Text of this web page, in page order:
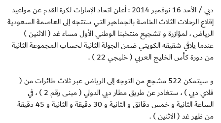
دبي / الأحد 16 نوفمبر 2014 : أعلن اتحاد الإمارات لكرة القدم عن مواعيد
إقلاع الرحلات الثلاث الخاصة بالجماهير التي ستتجه إلى العاصمة السعودية
الرياض ، لمؤازرة و تشجيع منتخبنا الوطني الأول مساء غد ( الاثنين )
عندما يلاقي شقيقه الكويتي ضمن الجولة الثانية لحساب المجموعة الثانية
من دورة كأس الخليج العربي ( خليجي 22 ) .
و سيتمكن 522 مشجع من التوجه إلى الرياض عبر ثلاث طائرات من (
فلاي دبي ) ، ستغادر عن طريق مطار دبي الدولي ( مبنى رقم 2 ) ، في
الساعة الثانية و خمس دقائق و الثانية و 30 دقيقة و الثانية و 45 دقيقة
من ظهر غد ( الاثنين ) .